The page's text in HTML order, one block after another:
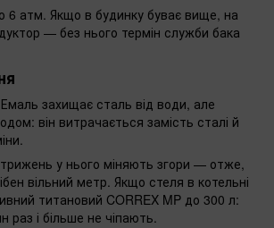
6 атм. Якщо в будинку буває вище, на
— без нього термін служби бака
захищає сталь від води, але
він витрачається замість сталі й
у нього міняють згори — отже,
вільний метр. Якщо стеля в котельні
титановий CORREX MP до 300 л:
раз і більше не чіпають.